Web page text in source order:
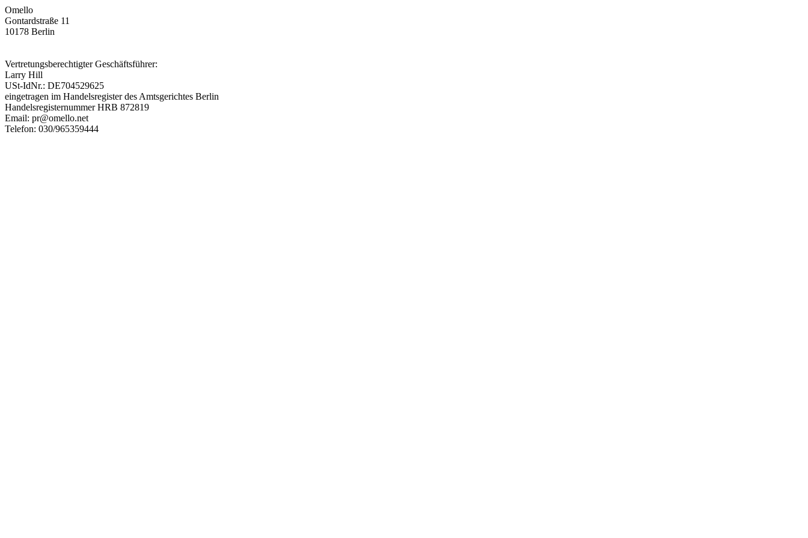
Omello
Gontardstraße 11
10178 Berlin
Vertretungsberechtigter Geschäftsführer:
Larry Hill
USt-IdNr.: DE704529625
eingetragen im Handelsregister des Amtsgerichtes Berlin
Handelsregisternummer HRB 872819
Email: pr@omello.net
Telefon: 030/965359444